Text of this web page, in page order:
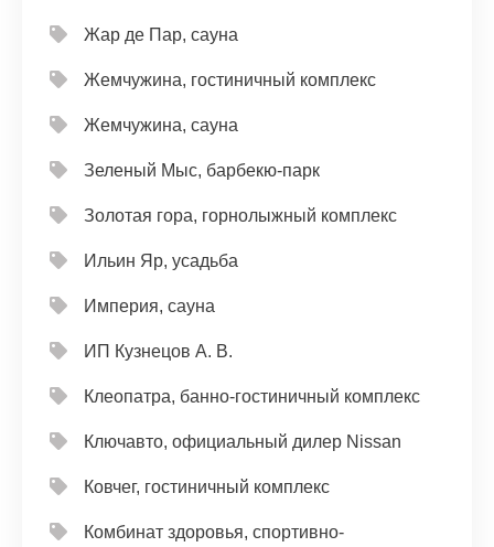
Жар де Пар, сауна
Жемчужина, гостиничный комплекс
Жемчужина, сауна
Зеленый Мыс, барбекю-парк
Золотая гора, горнолыжный комплекс
Ильин Яр, усадьба
Империя, сауна
ИП Кузнецов А. В.
Клеопатра, банно-гостиничный комплекс
Ключавто, официальный дилер Nissan
Ковчег, гостиничный комплекс
Комбинат здоровья, спортивно-